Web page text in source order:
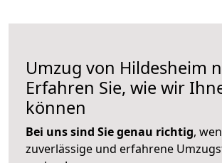
Umzug von Hildesheim
Erfahren Sie, wie wir
können
Bei uns sind Sie genau richtig,
zuverlässige und erfahrene